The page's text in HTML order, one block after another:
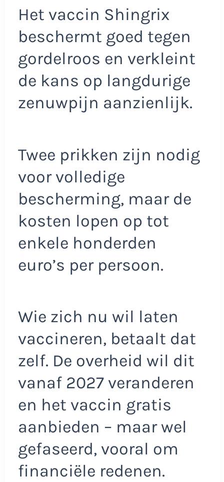
Het vaccin Shingrix
beschermt goed tegen
gordelroos en verkleint
de kans op langdurige
zenuwpijn aanzienlijk.
Twee prikken zijn nodig
voor volledige
bescherming, maar de
kosten lopen op tot
enkele honderden
euro’s per persoon.
Wie zich nu wil laten
vaccineren, betaalt dat
zelf. De overheid wil dit
vanaf 2027 veranderen
en het vaccin gratis
aanbieden – maar wel
gefaseerd, vooral om
financiële redenen.